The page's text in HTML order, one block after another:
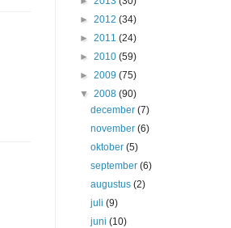
► 2012 (34)
► 2011 (24)
► 2010 (59)
► 2009 (75)
▼ 2008 (90)
december(7)
november(6)
oktober(5)
september(6)
augustus(2)
juli(9)
juni(10)